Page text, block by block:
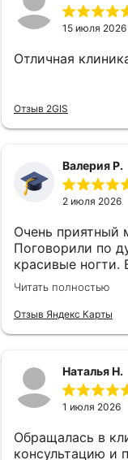
15 июля 2026
Отличная
Отзыв 2GIS
Валерия Р.
2 июля 2026
Очень приятный
Поговорили по
красивые ногти.
Спасибо
Читать полностью
Отзыв Яндекс Карты
Наталья Н.
1 июля 2026
Обращалась в
консультацию и